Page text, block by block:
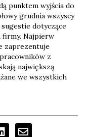
punktem wyjścia do
grudnia wszyscy
dotyczące
firmy. Najpierw
zaprezentuje
z
największą
we wszystkich